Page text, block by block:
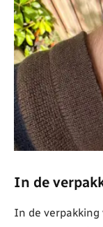
In de
In de verpakking